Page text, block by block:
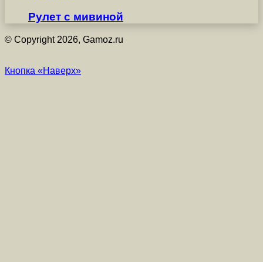
Рулет с мивиной
© Copyright 2026, Gamoz.ru
Кнопка «Наверх»